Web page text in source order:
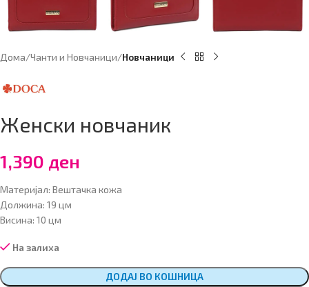
Дома Чанти и Новчаници Новчаници
Женски новчаник
1,390 ден
Материјал: Вештачка кожа
Должина: 19 цм
Висина: 10 цм
На залиха
ДОДАЈ ВО КОШНИЦА